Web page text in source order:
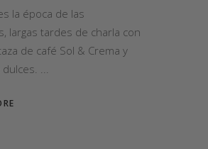
la época de las
largas tardes de charla con
de café Sol & Crema y